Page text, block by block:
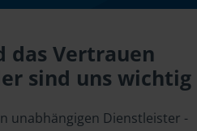
das Vertrauen
sind uns wichtig
unabhängigen Dienstleister -